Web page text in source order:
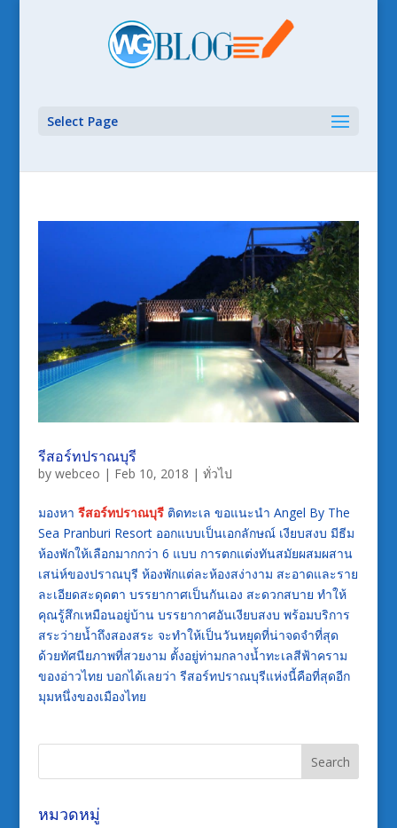
Select Page
รีสอร์ทปราณบุรี
by webceo | Feb 10, 2018 | ทั่วไป
มองหา รีสอร์ทปราณบุรีติดทะเล ขอแนะนำ Angel By The
Sea Pranburi Resort ออกแบบเป็นเอกลักษณ์ เงียบสงบ มีธีม
ห้องพักให้เลือกมากกว่า 6 แบบ การตกแต่งทันสมัยผสมผสาน
เสน่ห์ของปราณบุรี ห้องพักแต่ละห้องสง่างาม สะอาดและราย
ละเอียดสะดุดตา บรรยากาศเป็นกันเอง สะดวกสบาย ทำให้
คุณรู้สึกเหมือนอยู่บ้าน บรรยากาศอันเงียบสงบ พร้อมบริการ
สระว่ายน้ำถึงสองสระ จะทำให้เป็นวันหยุดที่น่าจดจำที่สุด
ด้วยทัศนียภาพที่สวยงาม ตั้งอยู่ท่ามกลางน้ำทะเลสีฟ้าคราม
ของอ่าวไทย บอกได้เลยว่า รีสอร์ทปราณบุรีแห่งนี้คือที่สุดอีก
มุมหนึ่งของเมืองไทย
หมวดหมู่